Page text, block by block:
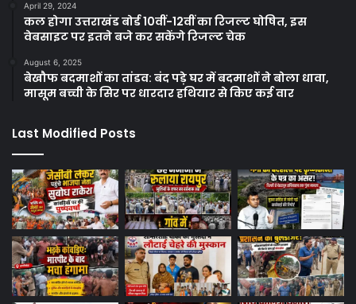
April 29, 2024
कल होगा उत्तराखंड बोर्ड 10वीं-12वीं का रिजल्ट घोषित, इस
वेबसाइट पर इतने बजे कर सकेंगे रिजल्ट चेक
August 6, 2025
बेखौफ बदमाशों का तांडव: बंद पड़े घर में बदमाशों ने बोला धावा,
मासूम बच्ची के सिर पर धारदार हथियार से किए कई वार
Last Modified Posts